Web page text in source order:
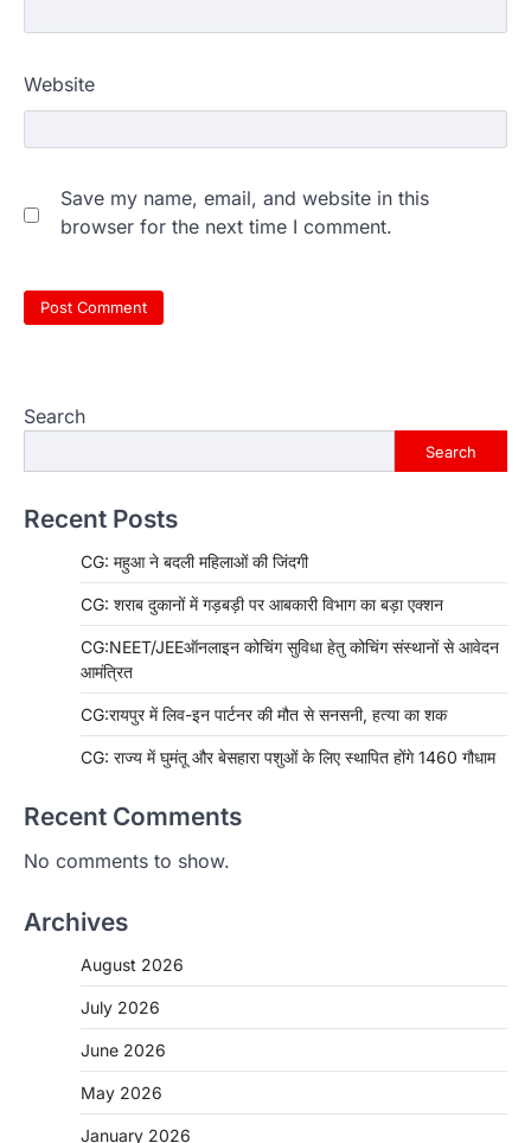
Website
Save my name, email, and website in this
browser for the next time I comment.
Search
Search
Recent Posts
CG: महुआ ने बदली महिलाओं की जिंदगी
CG: शराब दुकानों में गड़बड़ी पर आबकारी विभाग का बड़ा एक्शन
CG:NEET/JEEऑनलाइन कोचिंग सुविधा हेतु कोचिंग संस्थानों से आवेदन
आमंत्रित
CG:रायपुर में लिव-इन पार्टनर की मौत से सनसनी, हत्या का शक
CG: राज्य में घुमंतू और बेसहारा पशुओं के लिए स्थापित होंगे 1460 गौधाम
Recent Comments
No comments to show.
Archives
August 2026
July 2026
June 2026
May 2026
January 2026